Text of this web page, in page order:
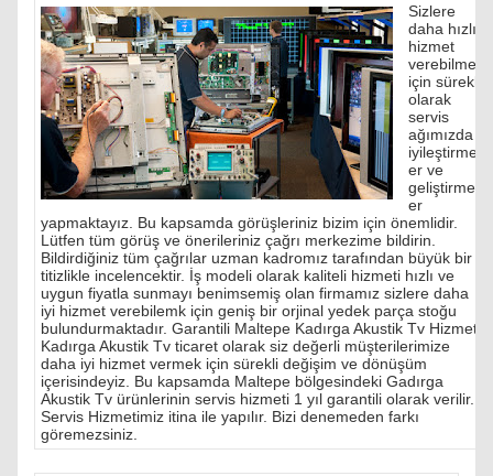
Sizlere
daha hızlı
hizmet
verebilmek
için sürekli
olarak
servis
ağımızda
iyileştirmel
er ve
geliştirmel
er
yapmaktayız. Bu kapsamda görüşleriniz bizim için önemlidir.
Lütfen tüm görüş ve önerileriniz çağrı merkezime bildirin.
Bildirdiğiniz tüm çağrılar uzman kadromız tarafından büyük bir
titizlikle incelencektir. İş modeli olarak kaliteli hizmeti hızlı ve
uygun fiyatla sunmayı benimsemiş olan firmamız sizlere daha
iyi hizmet verebilemk için geniş bir orjinal yedek parça stoğu
bulundurmaktadır. Garantili Maltepe Kadırga Akustik Tv Hizmeti
Kadırga Akustik Tv ticaret olarak siz değerli müşterilerimize
daha iyi hizmet vermek için sürekli değişim ve dönüşüm
içerisindeyiz. Bu kapsamda Maltepe bölgesindeki Gadırga
Akustik Tv ürünlerinin servis hizmeti 1 yıl garantili olarak verilir.
Servis Hizmetimiz itina ile yapılır. Bizi denemeden farkı
göremezsiniz.